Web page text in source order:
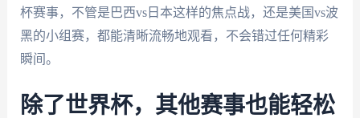
杯赛事，不管是巴西vs日本这样的焦点战，还是美国vs波
黑的小组赛，都能清晰流畅地观看，不会错过任何精彩
瞬间。
除了世界杯，其他赛事也能轻松